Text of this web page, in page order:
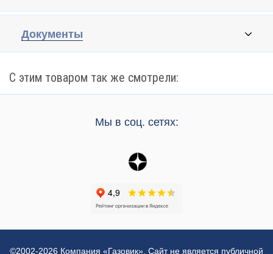
Документы
С этим товаром так же смотрели:
Мы в соц. сетях:
©2002-2026 Компания «Газовик». Сайт не является публичной